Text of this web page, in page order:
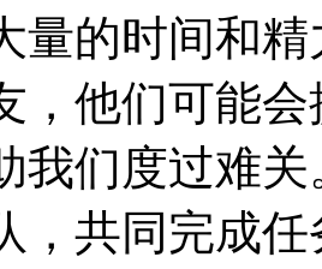
量的时间和
，他们可能
我们度过难
，共同完成